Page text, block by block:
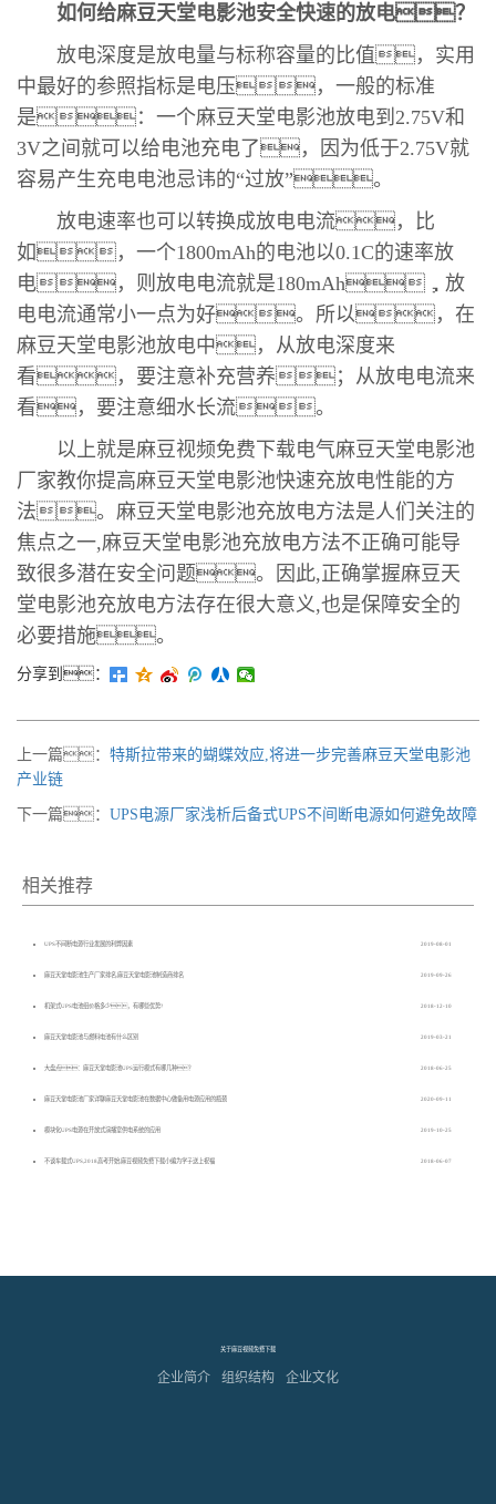
如何给麻豆天堂电影池安全快速的放电？
放电深度是放电量与标称容量的比值，实用
中最好的参照指标是电压，一般的标准
是：一个麻豆天堂电影池放电到2.75V和
3V之间就可以给电池充电了，因为低于2.75V就
容易产生充电电池忌讳的“过放”。
放电速率也可以转换成放电电流，比
如，一个1800mAh的电池以0.1C的速率放
电，则放电电流就是180mAh，放
电电流通常小一点为好。所以，在
麻豆天堂电影池放电中，从放电深度来
看，要注意补充营养；从放电电流来
看，要注意细水长流。
以上就是麻豆视频免费下载电气麻豆天堂电影池
厂家教你提高麻豆天堂电影池快速充放电性能的方
法。麻豆天堂电影池充放电方法是人们关注的
焦点之一,麻豆天堂电影池充放电方法不正确可能导
致很多潜在安全问题。因此,正确掌握麻豆天
堂电影池充放电方法存在很大意义,也是保障安全的
必要措施。
分享到：
上一篇： 特斯拉带来的蝴蝶效应,将进一步完善麻豆天堂电影池
产业链
下一篇： UPS电源厂家浅析后备式UPS不间断电源如何避免故障
相关推荐
UPS不间断电源行业发展的利弊因素 2019-08-01
麻豆天堂电影池生产厂家排名,麻豆天堂电影池制造商排名 2019-09-26
机架式UPS电池组价格多少，有哪些优势? 2018-12-10
麻豆天堂电影池与燃料电池有什么区别 2019-03-21
大盘点：麻豆天堂电影池UPS运行模式有哪几种？ 2018-06-25
麻豆天堂电影池厂家详聊麻豆天堂电影池在数据中心做备用电源应用的瓶颈 2020-09-11
模块化UPS电源在开放式演播室供电系统的应用 2019-10-25
不谈车载式UPS,2018高考开始,麻豆视频免费下载小编为学子送上祝福 2018-06-07
关于麻豆视频免费下载
企业简介 组织结构 企业文化